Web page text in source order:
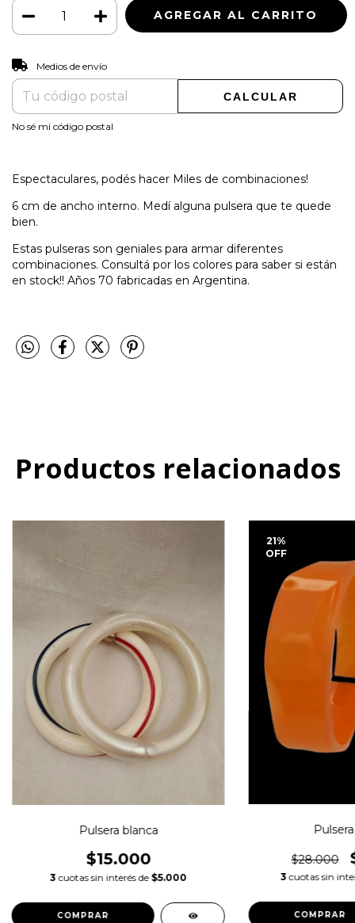
Entregas para el CP:
Medios de envío
CALCULAR
No sé mi código postal
Espectaculares, podés hacer Miles de combinaciones!
6 cm de ancho interno. Medí alguna pulsera que te quede
bien.
Estas pulseras son geniales para armar diferentes
combinaciones. Consultá por los colores para saber si están
en stock!! Años 70 fabricadas en Argentina.
Productos relacionados
Pulsera blanca
$15.000
3 cuotas sin interés de $5.000
21%
OFF
$28.000
3 cuotas sin